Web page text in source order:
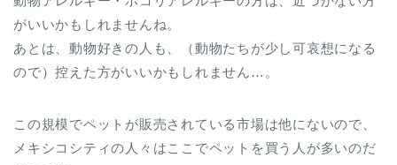
がいいかもしれませんね。
あとは、動物好きの人も、（動物たちが少し可哀想になる
ので）控えた方がいいかもしれません…。
この規模でペットが販売されている市場は他にないので、
メキシコシティの人々はここでペットを買う人が多いのだ